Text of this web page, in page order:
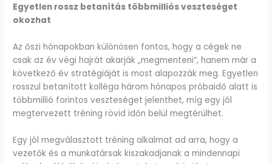
Egyetlen rossz betanítás többmilliós veszteséget
okozhat
Az őszi hónapokban különösen fontos, hogy a cégek ne
csak az év végi hajrát akarják „megmenteni”, hanem már a
következő év stratégiáját is most alapozzák meg. Egyetlen
rosszul betanított kolléga három hónapos próbaidő alatt is
többmillió forintos veszteséget jelenthet, míg egy jól
megtervezett tréning rövid időn belül megtérülhet.
Egy jól megválasztott tréning alkalmat ad arra, hogy a
vezetők és a munkatársak kiszakadjanak a mindennapi